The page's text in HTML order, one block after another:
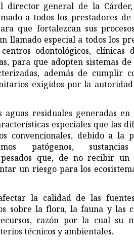
director general de la Cárder,
a todos los prestadores
que fortalezcan sus
llamado especial a todos los
odontológicos, clínicas
para que adopten sistemas
además de cumplir
exigidos por la
residuales generadas en
especiales que las
convencionales, debido a la
patógenos,
que, de no recibir un
un riesgo para los
la calidad de las
sobre la flora, la fauna y las
razón por la cual su
técnicos y ambientales.